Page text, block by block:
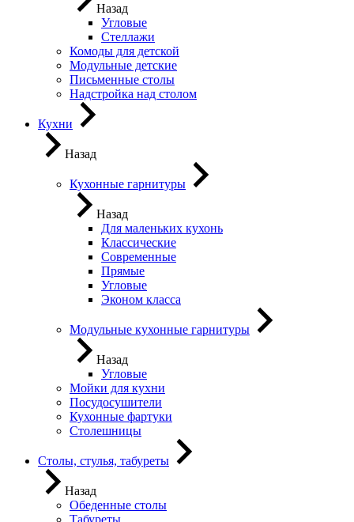
Назад
Угловые
Стеллажи
Комоды для детской
Модульные детские
Письменные столы
Надстройка над столом
Кухни
Назад
Кухонные гарнитуры
Назад
Для маленьких кухонь
Классические
Современные
Прямые
Угловые
Эконом класса
Модульные кухонные гарнитуры
Назад
Угловые
Мойки для кухни
Посудосушители
Кухонные фартуки
Столешницы
Столы, стулья, табуреты
Назад
Обеденные столы
Табуреты